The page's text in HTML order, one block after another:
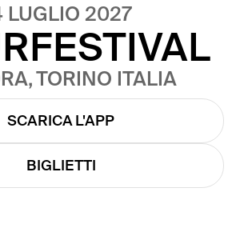
2027
TORINO ITALIA
SCARICA L'APP
BIGLIETTI